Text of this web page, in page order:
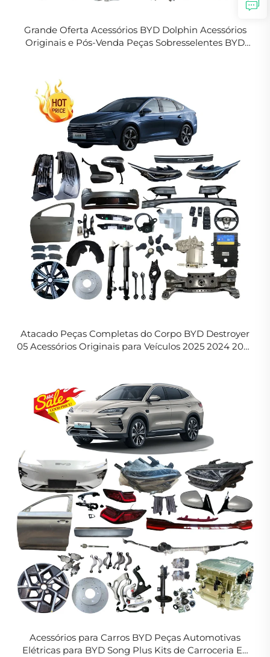
Grande Oferta Acessórios BYD Dolphin Acessórios
Originais e Pós-Venda Peças Sobresselentes BYD
Atacado Peças Completas do Corpo BYD Destroyer
05 Acessórios Originais para Veículos 2025 2024 2023
Acessórios para Carros BYD Peças Automotivas
Elétricas para BYD Song Plus Kits de Carroceria EV